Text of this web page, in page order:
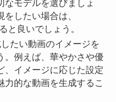
なモデルを選びましょ
したい場合は、
と良いでしょう。
たい動画のイメージを
。例えば、華やかさや優
、イメージに応じた設定
力的な動画を生成するこ